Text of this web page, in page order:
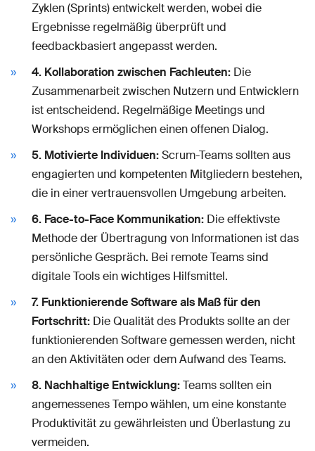
Zyklen (Sprints) entwickelt werden, wobei die
Ergebnisse regelmäßig überprüft und
feedbackbasiert angepasst werden.
4. Kollaboration zwischen Fachleuten: Die
Zusammenarbeit zwischen Nutzern und Entwicklern
ist entscheidend. Regelmäßige Meetings und
Workshops ermöglichen einen offenen Dialog.
5. Motivierte Individuen:Scrum-Teams sollten aus
engagierten und kompetenten Mitgliedern bestehen,
die in einer vertrauensvollen Umgebung arbeiten.
6. Face-to-Face Kommunikation: Die effektivste
Methode der Übertragung von Informationen ist das
persönliche Gespräch. Bei remote Teams sind
digitale Tools ein wichtiges Hilfsmittel.
7. Funktionierende Software als Maß für den
Fortschritt: Die Qualität des Produkts sollte an der
funktionierenden Software gemessen werden, nicht
an den Aktivitäten oder dem Aufwand des Teams.
8. Nachhaltige Entwicklung:Teams sollten ein
angemessenes Tempo wählen, um eine konstante
Produktivität zu gewährleisten und Überlastung zu
vermeiden.